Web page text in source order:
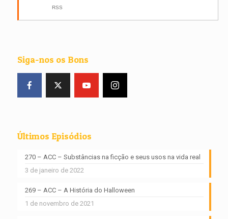
RSS
Siga-nos os Bons
Últimos Episódios
270 – ACC – Substâncias na ficção e seus usos na vida real
3 de janeiro de 2022
269 – ACC – A História do Halloween
1 de novembro de 2021